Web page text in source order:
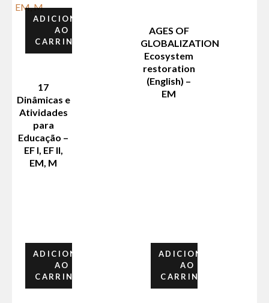
ADICIONAR
AO
CARRINHO
17
Dinâmicas e
Atividades
para
Educação –
EF I, EF II,
EM, M
AGES OF
GLOBALIZATION
Ecosystem
restoration
(English) –
EM
ADICIONAR
AO
CARRINHO
ADICIONAR
AO
CARRINHO